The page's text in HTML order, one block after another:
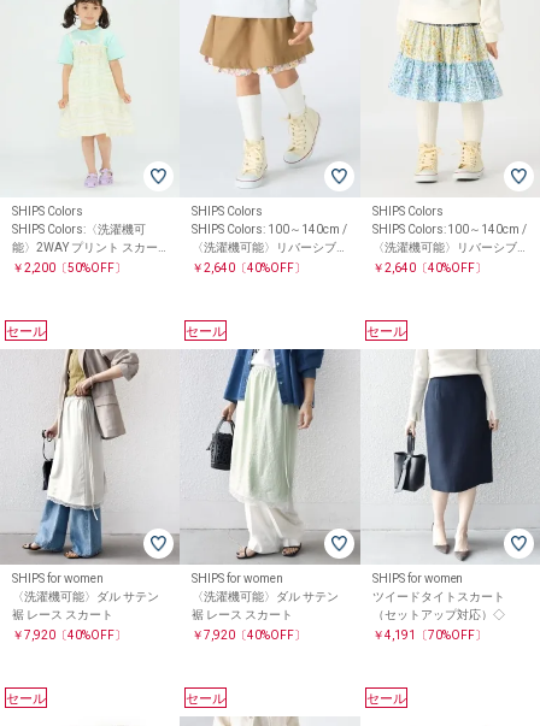
SHIPS Colors
SHIPS Colors:〈洗濯機可
能〉2WAY プリント スカー
ト(100～140cm)
￥2,200〔50%OFF〕
SHIPS Colors
SHIPS Colors: 100～140cm /
〈洗濯機可能〉リバーシブ
ル 2WAY スカート
￥2,640 〔40%OFF〕
SHIPS Colors
SHIPS Colors: 100～140cm /
〈洗濯機可能〉リバーシブ
ル 2WAY スカート
￥2,640〔40%OFF〕
セール
SHIPS for women
〈洗濯機可能〉ダル サテン
裾 レース スカート
￥7,920〔40%OFF〕
セール
SHIPS for women
〈洗濯機可能〉ダル サテン
裾 レース スカート
￥7,920 〔40%OFF〕
セール
SHIPS for women
ツイードタイトスカート
（セットアップ対応）◇
￥4,191
〔70%OFF〕
セール セール セール